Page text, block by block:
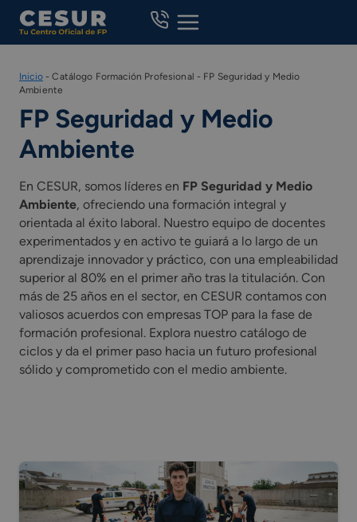
Skip
content
Inicio-Catálogo Formación Profesional - FP Seguridad y Medio
Ambiente
FP Seguridad y Medio
Ambiente
En CESUR, somos líderes en FP Seguridad y Medio
Ambiente, ofreciendo una formación integral y
orientada al éxito laboral. Nuestro equipo de docentes
experimentados y en activo te guiará a lo largo de un
aprendizaje innovador y práctico, con una empleabilidad
superior al 80% en el primer año tras la titulación. Con
más de 25 años en el sector, en CESUR contamos con
valiosos acuerdos con empresas TOP para la fase de
formación profesional. Explora nuestro catálogo de
ciclos y da el primer paso hacia un futuro profesional
sólido y comprometido con el medio ambiente.